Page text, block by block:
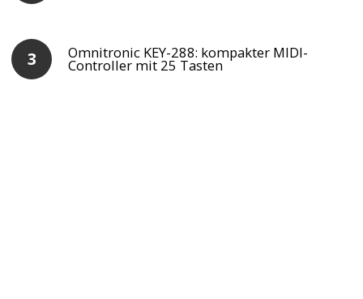
Omnitronic KEY-288: kompakter MIDI-
Controller mit 25 Tasten